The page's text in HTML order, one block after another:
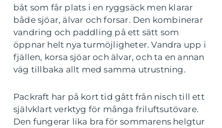
båt som får plats i en ryggsäck men klarar
både sjöar, älvar och forsar. Den kombinerar
vandring och paddling på ett sätt som
öppnar helt nya turmöjligheter. Vandra upp i
fjällen, korsa sjöar och älvar, och ta en annan
väg tillbaka allt med samma utrustning.
Packraft har på kort tid gått från nisch till ett
självklart verktyg för många friluftsutövare.
Den fungerar lika bra för sommarens helgtur